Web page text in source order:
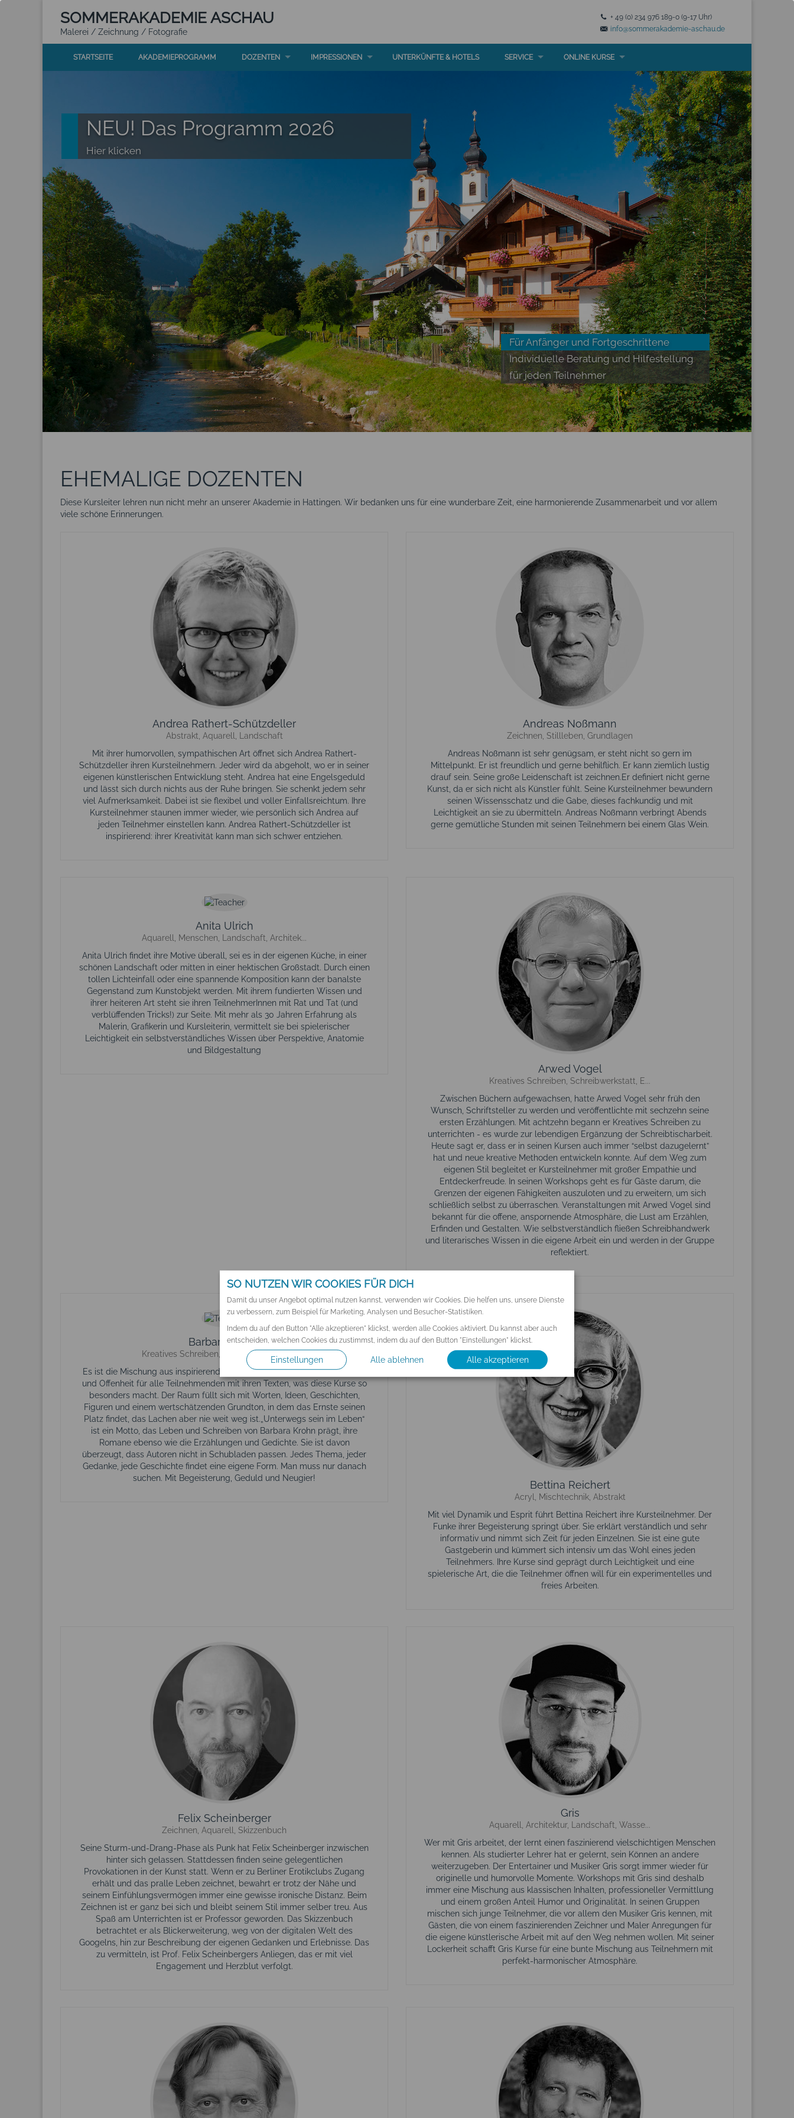
SOMMERAKADEMIE ASCHAU
Malerei / Zeichnung / Fotografie
+ 49 (0) 234 976 189-0 (9-17 Uhr)
info@sommerakademie-aschau.de
STARTSEITE AKADEMIEPROGRAMM DOZENTEN IMPRESSIONEN UNTERKÜNFTE & HOTELS SERVICE ONLINE KURSE
NEU! Das Programm 2026
Hier klicken
Für Anfänger und Fortgeschrittene
Individuelle Beratung und Hilfestellung
für jeden Teilnehmer
EHEMALIGE DOZENTEN
Diese Kursleiter lehren nun nicht mehr an unserer Akademie in Hattingen. Wir bedanken uns für eine wunderbare Zeit, eine harmonierende Zusammenarbeit und vor allem
viele schöne Erinnerungen.
Andrea Rathert-Schützdeller
Abstrakt, Aquarell, Landschaft
Mit ihrer humorvollen, sympathischen Art öffnet sich Andrea Rathert-
Schützdeller ihren Kursteilnehmern. Jeder wird da abgeholt, wo er in seiner
eigenen künstlerischen Entwicklung steht. Andrea hat eine Engelsgeduld
und lässt sich durch nichts aus der Ruhe bringen. Sie schenkt jedem sehr
viel Aufmerksamkeit. Dabei ist sie flexibel und voller Einfallsreichtum. Ihre
Kursteilnehmer staunen immer wieder, wie persönlich sich Andrea auf
jeden Teilnehmer einstellen kann. Andrea Rathert-Schützdeller ist
inspirierend: ihrer Kreativität kann man sich schwer entziehen.
Andreas Noßmann
Zeichnen, Stillleben, Grundlagen
Andreas Noßmann ist sehr genügsam, er steht nicht so gern im
Mittelpunkt. Er ist freundlich und gerne behilflich. Er kann ziemlich lustig
drauf sein. Seine große Leidenschaft ist zeichnen.Er definiert nicht gerne
Kunst, da er sich nicht als Künstler fühlt. Seine Kursteilnehmer bewundern
seinen Wissensschatz und die Gabe, dieses fachkundig und mit
Leichtigkeit an sie zu übermitteln. Andreas Noßmann verbringt Abends
gerne gemütliche Stunden mit seinen Teilnehmern bei einem Glas Wein.
Anita Ulrich
Aquarell, Menschen, Landschaft, Architek...
Anita Ulrich findet ihre Motive überall, sei es in der eigenen Küche, in einer
schönen Landschaft oder mitten in einer hektischen Großstadt. Durch einen
tollen Lichteinfall oder eine spannende Komposition kann der banalste
Gegenstand zum Kunstobjekt werden. Mit ihrem fundierten Wissen und
ihrer heiteren Art steht sie ihren TeilnehmerInnen mit Rat und Tat (und
verblüffenden Tricks!) zur Seite. Mit mehr als 30 Jahren Erfahrung als
Malerin, Grafikerin und Kursleiterin, vermittelt sie bei spielerischer
Leichtigkeit ein selbstverständliches Wissen über Perspektive, Anatomie
und Bildgestaltung
Arwed Vogel
Kreatives Schreiben, Schreibwerkstatt, E...
Zwischen Büchern aufgewachsen, hatte Arwed Vogel sehr früh den
Wunsch, Schriftsteller zu werden und veröffentlichte mit sechzehn seine
ersten Erzählungen. Mit achtzehn begann er Kreatives Schreiben zu
unterrichten - es wurde zur lebendigen Ergänzung der Schreibtischarbeit.
Heute sagt er, dass er in seinen Kursen auch immer “selbst dazugelernt”
hat und neue kreative Methoden entwickeln konnte. Auf dem Weg zum
eigenen Stil begleitet er Kursteilnehmer mit großer Empathie und
Entdeckerfreude. In seinen Workshops geht es für Gäste darum, die
Grenzen der eigenen Fähigkeiten auszuloten und zu erweitern, um sich
schließlich selbst zu überraschen. Veranstaltungen mit Arwed Vogel sind
bekannt für die offene, anspornende Atmosphäre, die Lust am Erzählen,
Erfinden und Gestalten. Wie selbstverständlich fließen Schreibhandwerk
und literarisches Wissen in die eigene Arbeit ein und werden in der Gruppe
reflektiert.
Barbara Krohn
Kreatives Schreiben, Schreiben, Schreibw...
Es ist die Mischung aus inspirierenden Ideen, handwerklichem Know-How
und Offenheit für alle Teilnehmenden mit ihren Texten, was diese Kurse so
besonders macht. Der Raum füllt sich mit Worten, Ideen, Geschichten,
Figuren und einem wertschätzenden Grundton, in dem das Ernste seinen
Platz findet, das Lachen aber nie weit weg ist.„Unterwegs sein im Leben“
ist ein Motto, das Leben und Schreiben von Barbara Krohn prägt, ihre
Romane ebenso wie die Erzählungen und Gedichte. Sie ist davon
überzeugt, dass Autoren nicht in Schubladen passen. Jedes Thema, jeder
Gedanke, jede Geschichte findet eine eigene Form. Man muss nur danach
suchen. Mit Begeisterung, Geduld und Neugier!
Bettina Reichert
Acryl, Mischtechnik, Abstrakt
Mit viel Dynamik und Esprit führt Bettina Reichert ihre Kursteilnehmer. Der
Funke ihrer Begeisterung springt über. Sie erklärt verständlich und sehr
informativ und nimmt sich Zeit für jeden Einzelnen. Sie ist eine gute
Gastgeberin und kümmert sich intensiv um das Wohl eines jeden
Teilnehmers. Ihre Kurse sind geprägt durch Leichtigkeit und eine
spielerische Art, die die Teilnehmer öffnen will für ein experimentelles und
freies Arbeiten.
Felix Scheinberger
Zeichnen, Aquarell, Skizzenbuch
Seine Sturm-und-Drang-Phase als Punk hat Felix Scheinberger inzwischen
hinter sich gelassen. Stattdessen finden seine gelegentlichen
Provokationen in der Kunst statt. Wenn er zu Berliner Erotikclubs Zugang
erhält und das pralle Leben zeichnet, bewahrt er trotz der Nähe und
seinem Einfühlungsvermögen immer eine gewisse ironische Distanz. Beim
Zeichnen ist er ganz bei sich und bleibt seinem Stil immer selber treu. Aus
Spaß am Unterrichten ist er Professor geworden. Das Skizzenbuch
betrachtet er als Blickerweiterung, weg von der digitalen Welt des
Googelns, hin zur Beschreibung der eigenen Gedanken und Erlebnisse. Das
zu vermitteln, ist Prof. Felix Scheinbergers Anliegen, das er mit viel
Engagement und Herzblut verfolgt.
Gris
Aquarell, Architektur, Landschaft, Wasse...
Wer mit Gris arbeitet, der lernt einen faszinierend vielschichtigen Menschen
kennen. Als studierter Lehrer hat er gelernt, sein Können an andere
weiterzugeben. Der Entertainer und Musiker Gris sorgt immer wieder für
originelle und humorvolle Momente. Workshops mit Gris sind deshalb
immer eine Mischung aus klassischen Inhalten, professioneller Vermittlung
und einem großen Anteil Humor und Originalität. In seinen Gruppen
mischen sich junge Teilnehmer, die vor allem den Musiker Gris kennen, mit
Gästen, die von einem faszinierenden Zeichner und Maler Anregungen für
die eigene künstlerische Arbeit mit auf den Weg nehmen wollen. Mit seiner
Lockerheit schafft Gris Kurse für eine bunte Mischung aus Teilnehmern mit
perfekt-harmonischer Atmosphäre.
SO NUTZEN WIR COOKIES FÜR DICH
Damit du unser Angebot optimal nutzen kannst, verwenden wir Cookies. Die helfen uns, unsere Dienste
zu verbessern, zum Beispiel für Marketing, Analysen und Besucher-Statistiken.
Indem du auf den Button "Alle akzeptieren" klickst, werden alle Cookies aktiviert. Du kannst aber auch
entscheiden, welchen Cookies du zustimmst, indem du auf den Button "Einstellungen" klickst.
Einstellungen Alle ablehnen Alle akzeptieren